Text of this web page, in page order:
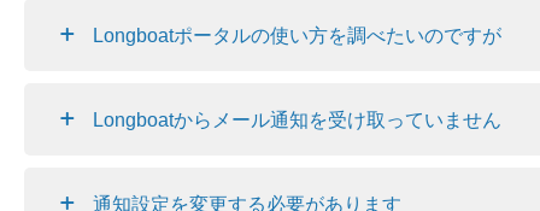
Longboatポータルの使い方を調べたいのですが
Longboatからメール通知を受け取っていません
通知設定を変更する必要があります